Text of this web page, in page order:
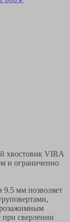
хвостовик VIRA
и ограниченно
9.5 мм позволяет
при сверлении